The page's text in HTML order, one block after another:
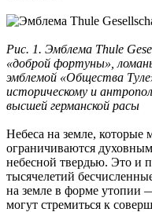
Рис. 1. Эмблема Thule
«доброй фортуны»,
эмблемой «Общества
историческому и
высшей германской расы
Небеса на земле, которые
ограничиваются
небесной твердью. Это и
тысячелетий
на земле в форме утопии
могут стремиться к